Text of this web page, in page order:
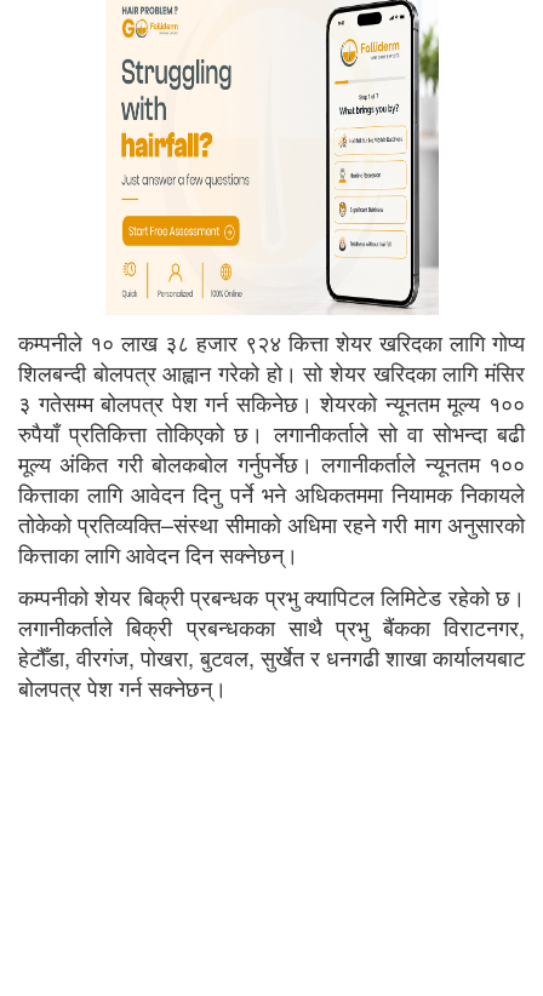
कम्पनीले १० लाख ३८ हजार ९२४ कित्ता शेयर खरिदका लागि गोप्य
शिलबन्दी बोलपत्र आह्वान गरेको हो। सो शेयर खरिदका लागि मंसिर
३ गतेसम्म बोलपत्र पेश गर्न सकिनेछ। शेयरको न्यूनतम मूल्य १००
रुपैयाँ प्रतिकित्ता तोकिएको छ। लगानीकर्ताले सो वा सोभन्दा बढी
मूल्य अंकित गरी बोलकबोल गर्नुपर्नेछ। लगानीकर्ताले न्यूनतम १००
कित्ताका लागि आवेदन दिनु पर्ने भने अधिकतममा नियामक निकायले
तोकेको प्रतिव्यक्ति–संस्था सीमाको अधिमा रहने गरी माग अनुसारको
कित्ताका लागि आवेदन दिन सक्नेछन्।
कम्पनीको शेयर बिक्री प्रबन्धक प्रभु क्यापिटल लिमिटेड रहेको छ।
लगानीकर्ताले बिक्री प्रबन्धकका साथै प्रभु बैंकका विराटनगर,
हेटौँडा, वीरगंज, पोखरा, बुटवल, सुर्खेत र धनगढी शाखा कार्यालयबाट
बोलपत्र पेश गर्न सक्नेछन्।